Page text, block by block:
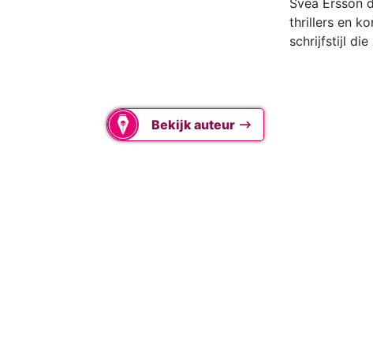
Bekijk auteur
thrillers en
schrijfstijl die